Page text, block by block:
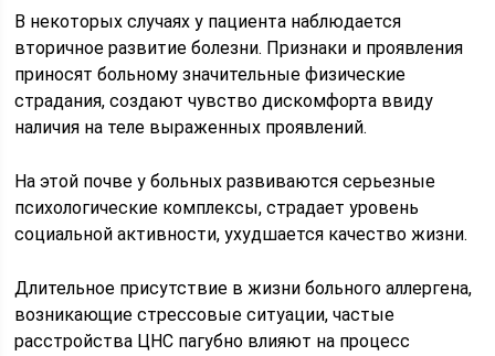
В некоторых случаях у пациента наблюдается
вторичное развитие болезни. Признаки и проявления
приносят больному значительные физические
страдания, создают чувство дискомфорта ввиду
наличия на теле выраженных проявлений.
На этой почве у больных развиваются серьезные
психологические комплексы, страдает уровень
социальной активности, ухудшается качество жизни.
Длительное присутствие в жизни больного аллергена,
возникающие стрессовые ситуации, частые
расстройства ЦНС пагубно влияют на процесс